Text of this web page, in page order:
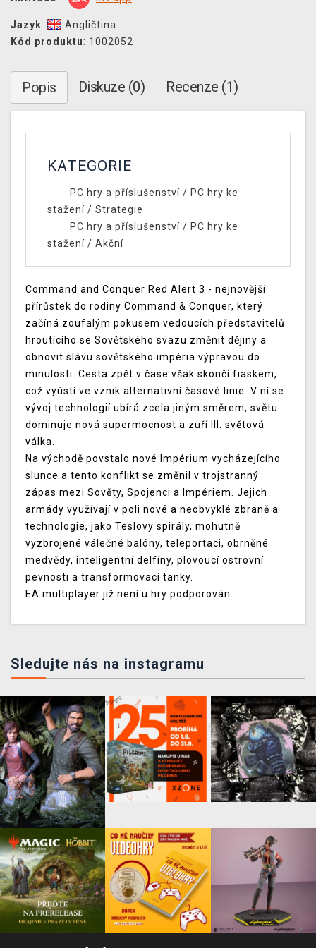
Jazyk:
Angličtina
Kód produktu: 1002052
Popis Diskuze (0) Recenze (1)
KATEGORIE
PC hry a příslušenství/ PC hry ke
stažení / Strategie
PC hry a příslušenství/ PC hry ke
stažení / Akční
Command and Conquer Red Alert 3 - nejnovější
přírůstek do rodiny Command & Conquer, který
začíná zoufalým pokusem vedoucích představitelů
hroutícího se Sovětského svazu změnit dějiny a
obnovit slávu sovětského impéria výpravou do
minulosti. Cesta zpět v čase však skončí fiaskem,
což vyústí ve vznik alternativní časové linie. V ní se
vývoj technologií ubírá zcela jiným směrem, světu
dominuje nová supermocnost a zuří III. světová
válka.
Na východě povstalo nové Impérium vycházejícího
slunce a tento konflikt se změnil v trojstranný
zápas mezi Sověty, Spojenci a Impériem. Jejich
armády využívají v poli nové a neobvyklé zbraně a
technologie, jako Teslovy spirály, mohutně
vyzbrojené válečné balóny, teleportaci, obrněné
medvědy, inteligentní delfíny, plovoucí ostrovní
pevnosti a transformovací tanky.
EA multiplayer již není u hry podporován
Sledujte nás na instagramu